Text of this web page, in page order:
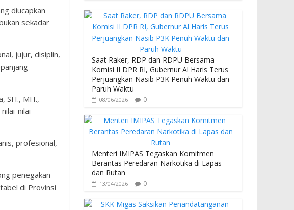
diucapkan
sekadar
jujur, disiplin,
SH., MH.,
nilai
profesional,
penegakan
di Provinsi
e
b
o
o
k
itt
er
at
s
A
p
p
Saat Raker, RDP dan RDPU Bersama
Komisi II DPR RI, Gubernur Al Haris Terus
Perjuangkan Nasib P3K Penuh Waktu dan
Paruh Waktu
08/06/2026 0
Menteri IMIPAS Tegaskan Komitmen
Berantas Peredaran Narkotika di Lapas
dan Rutan
13/04/2026 0